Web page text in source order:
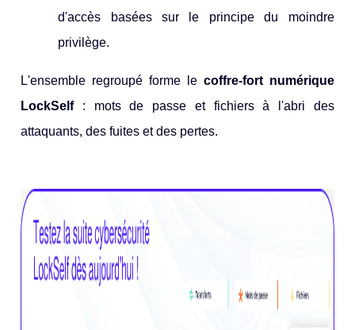
d'accès basées sur le principe du moindre
privilège.
L'ensemble regroupé forme le coffre-fort numérique
LockSelf: mots de passe et fichiers à l'abri des
attaquants, des fuites et des pertes.